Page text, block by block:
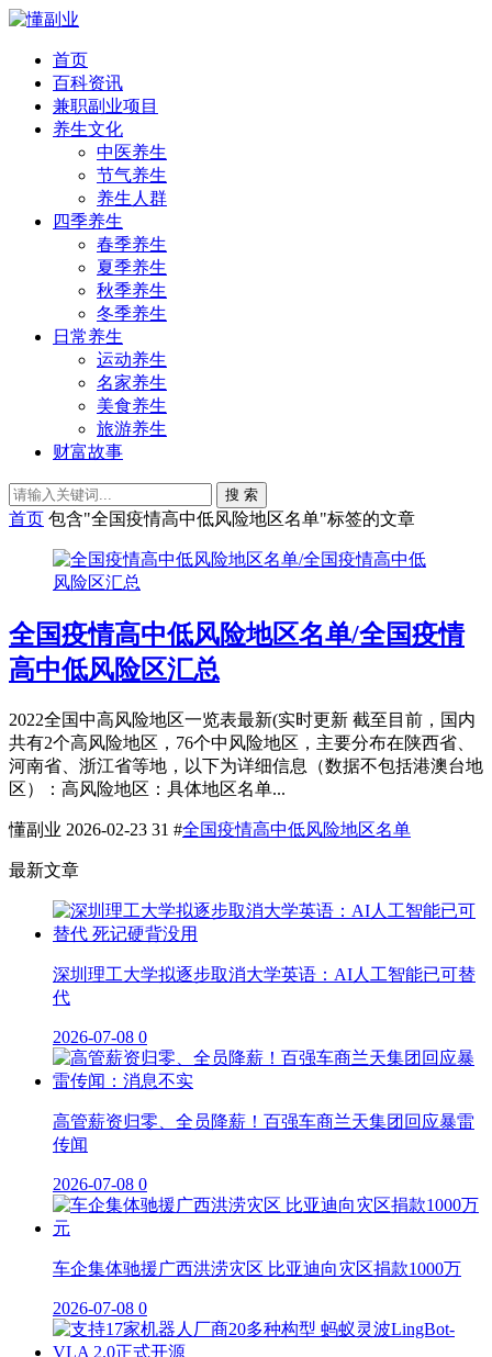
首页
百科资讯
兼职副业项目
养生文化
中医养生
节气养生
养生人群
四季养生
春季养生
夏季养生
秋季养生
冬季养生
日常养生
运动养生
名家养生
美食养生
旅游养生
财富故事
搜 索
首页 包含"全国疫情高中低风险地区名单"标签的文章
全国疫情高中低风险地区名单/全国疫情
高中低风险区汇总
2022全国中高风险地区一览表最新(实时更新 截至目前，国内
共有2个高风险地区，76个中风险地区，主要分布在陕西省、
河南省、浙江省等地，以下为详细信息（数据不包括港澳台地
区）：高风险地区：具体地区名单...
懂副业 2026-02-23 31 #全国疫情高中低风险地区名单
最新文章
深圳理工大学拟逐步取消大学英语：AI人工智能已可替
代
2026-07-08 0
高管薪资归零、全员降薪！百强车商兰天集团回应暴雷
传闻
2026-07-08 0
车企集体驰援广西洪涝灾区 比亚迪向灾区捐款1000万
2026-07-08 0